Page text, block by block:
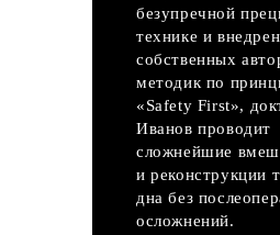
безупречной
технике и
собственных
методик по
«Safety First»,
Иванов проводит
сложнейшие
и реконструкции
дна без
осложнений.